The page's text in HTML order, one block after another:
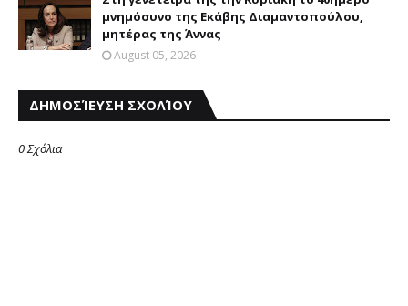
μνημόσυνο της Εκάβης Διαμαντοπούλου,
μητέρας της Άννας
August 05, 2026
ΔΗΜΟΣΊΕΥΣΗ ΣΧΟΛΊΟΥ
0 Σχόλια